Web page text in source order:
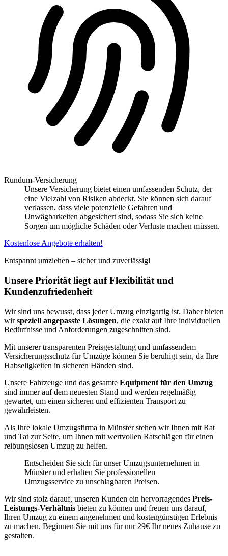
Rundum-Versicherung
Unsere Versicherung bietet einen umfassenden Schutz, der
eine Vielzahl von Risiken abdeckt. Sie können sich darauf
verlassen, dass viele potenzielle Gefahren und
Unwägbarkeiten abgesichert sind, sodass Sie sich keine
Sorgen um mögliche Schäden oder Verluste machen müssen.
Kostenlose Angebote erhalten!
Entspannt umziehen – sicher und zuverlässig!
Unsere Priorität liegt auf Flexibilität und
Kundenzufriedenheit
Wir sind uns bewusst, dass jeder Umzug einzigartig ist. Daher bieten
wirspeziell angepasste Lösungen, die exakt auf Ihre individuellen
Bedürfnisse und Anforderungen zugeschnitten sind.
Mit unserer transparenten Preisgestaltung und umfassendem
Versicherungsschutz für Umzüge können Sie beruhigt sein, da Ihre
Habseligkeiten in sicheren Händen sind.
Unsere Fahrzeuge und das gesamte Equipment für den Umzug
sind immer auf dem neuesten Stand und werden regelmäßig
gewartet, um einen sicheren und effizienten Transport zu
gewährleisten.
Als Ihre lokale Umzugsfirma in Münster stehen wir Ihnen mit Rat
und Tat zur Seite, um Ihnen mit wertvollen Ratschlägen für einen
reibungslosen Umzug zu helfen.
Entscheiden Sie sich für unser Umzugsunternehmen in
Münster und erhalten Sie professionellen
Umzugsservice zu unschlagbaren Preisen.
Wir sind stolz darauf, unseren Kunden ein hervorragendes Preis-
Leistungs-Verhältnis bieten zu können und freuen uns darauf,
Ihren Umzug zu einem angenehmen und kostengünstigen Erlebnis
zu machen. Beginnen Sie mit uns für nur 29€ Ihr neues Zuhause zu
gestalten.